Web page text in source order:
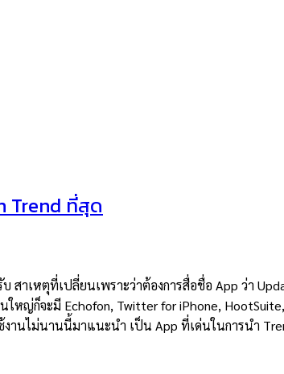
Trend ที่สุด
สาเหตุที่เปลี่ยนเพราะว่าต้องการสื่อชื่อ App ว่า
หญ่ก็จะมี Echofon, Twitter for iPhone,
นไม่นานนี้มาแนะนำ เป็น App ที่เด่นในการนำ